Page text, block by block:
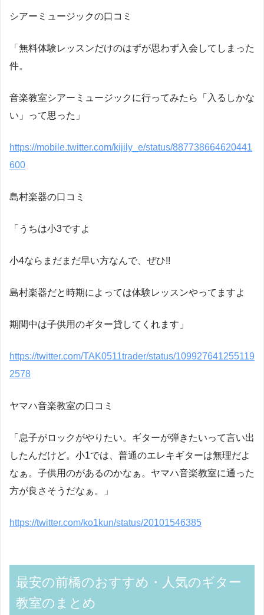
シアーミュージックの口コミ
「無料体験レッスンだけのはずが思わず入会してしまった
件。
音楽教室シアーミュージックに行ってみたら「入るしかな
い」って思った」
https://mobile.twitter.com/kijily_e/status/887738664620441
600
島村楽器の口コミ
「うちは小3ですよ
小4ならまだまだ早い方なんで、ぜひ!!
島村楽器だと時期によっては体験レッスンやってますよ
期間中は子供用のギター貸してくれます」
https://twitter.com/TAK0511trader/status/109927641255119
2578
ヤマハ音楽教室の口コミ
「息子がロックがやりたい。ギターが弾きたいって言い出
したんだけど。小1では、普通のエレキギターは無理だよ
なぁ。子供用のがあるのかなぁ。ヤマハ音楽教室に通った
方が良さそうだなぁ。」
https://twitter.com/ko1kun/status/20101546385
最安の前橋のおすすめ・人気のギター
教室のまとめ